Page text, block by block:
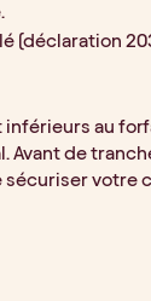
(déclaration
au
Avant de
sécuriser votre